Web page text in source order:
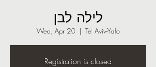
לילה לבן
Wed, Apr 20
  |
Tel Aviv-Yafo
Registration is closed